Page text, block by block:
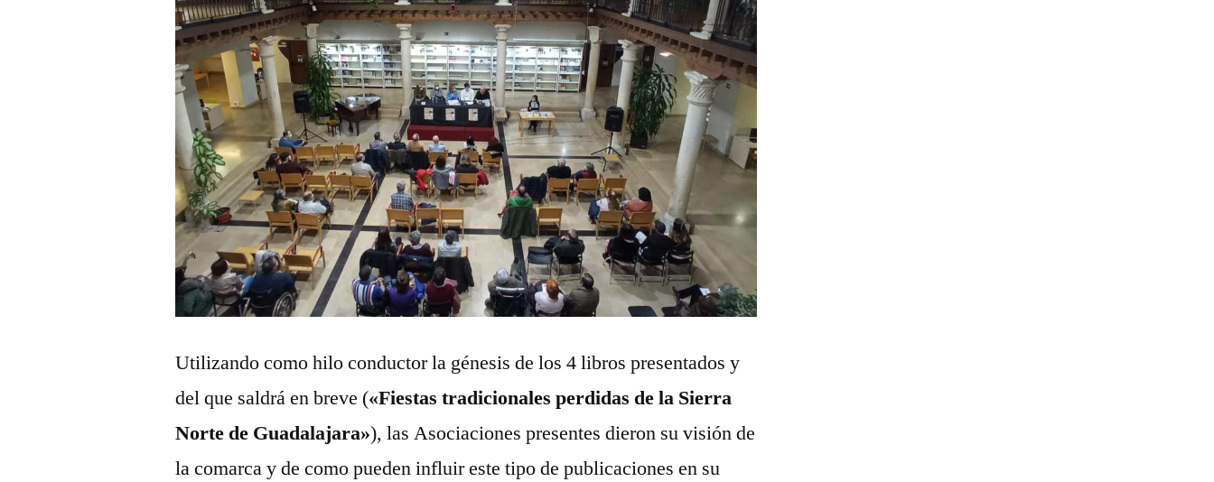
Utilizando como hilo conductor la génesis de los 4 libros presentados y
del que saldrá en breve («Fiestas tradicionales perdidas de la Sierra
Norte de Guadalajara»), las Asociaciones presentes dieron su visión de
la comarca y de como pueden influir este tipo de publicaciones en su